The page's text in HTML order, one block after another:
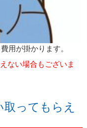
用が掛かります。
ない場合もございま
ってもらえ